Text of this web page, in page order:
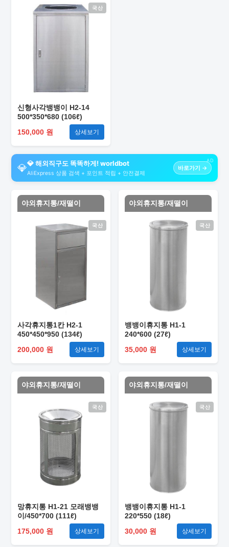
국산
신형사각뱅뱅이 H2-14
500*350*680 (106ℓ)
150,000 원
상세보기
AD
💎💎 해외직구도 똑똑하게! worldbot
AliExpress 상품 검색 + 포인트 적립 + 안전결제
바로가기 →
야외휴지통/재떨이
국산
사각휴지통1칸 H2-1
450*450*950 (134ℓ)
200,000 원
상세보기
야외휴지통/재떨이
국산
뱅뱅이휴지통 H1-1
240*600 (27ℓ)
35,000 원
상세보기
야외휴지통/재떨이
국산
망휴지통 H1-21 모래뱅뱅
이/450*700 (111ℓ)
175,000 원
상세보기
야외휴지통/재떨이
국산
뱅뱅이휴지통 H1-1
220*550 (18ℓ)
30,000 원
상세보기